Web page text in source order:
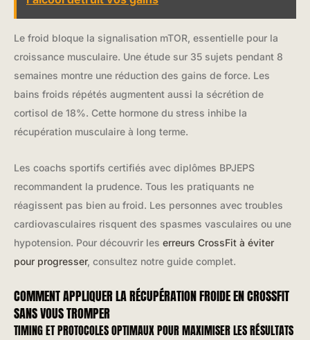
Le froid bloque la signalisation mTOR, essentielle pour la
croissance musculaire. Une étude sur 35 sujets pendant 8
semaines montre une réduction des gains de force. Les
bains froids répétés augmentent aussi la sécrétion de
cortisol de 18%. Cette hormone du stress inhibe la
récupération musculaire à long terme.
Les coachs sportifs certifiés avec diplômes BPJEPS
recommandent la prudence. Tous les pratiquants ne
réagissent pas bien au froid. Les personnes avec troubles
cardiovasculaires risquent des spasmes vasculaires ou une
hypotension. Pour découvrir les erreurs CrossFit à éviter
pour progresser, consultez notre guide complet.
COMMENT APPLIQUER LA RÉCUPÉRATION FROIDE EN CROSSFIT
SANS VOUS TROMPER
TIMING ET PROTOCOLES OPTIMAUX POUR MAXIMISER LES RÉSULTATS